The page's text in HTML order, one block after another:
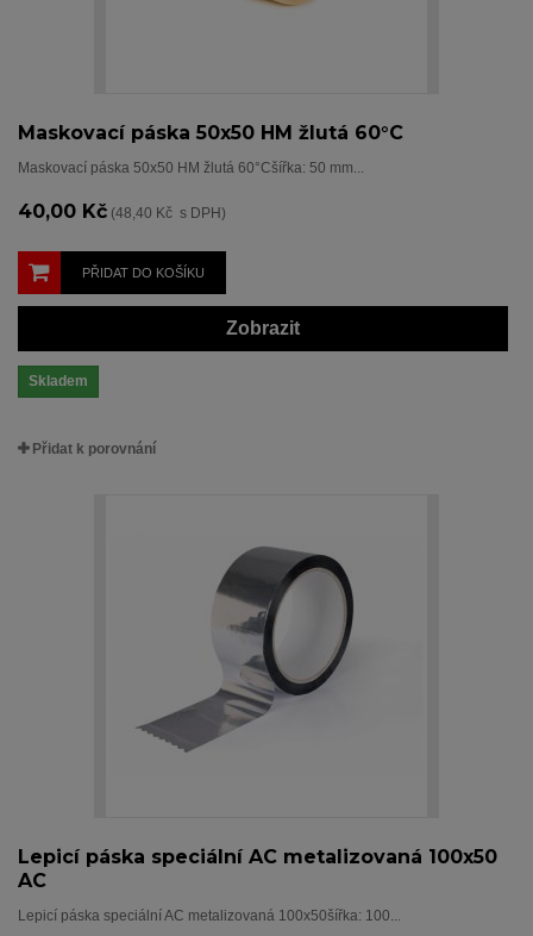
Maskovací páska 50x50 HM žlutá 60°C
Maskovací páska 50x50 HM žlutá 60°Cšířka: 50 mm...
40,00 Kč (48,40 Kč s DPH)
PŘIDAT DO KOŠÍKU
Zobrazit
Skladem
Přidat k porovnání
Lepicí páska speciální AC metalizovaná 100x50
AC
Lepicí páska speciální AC metalizovaná 100x50šířka: 100...